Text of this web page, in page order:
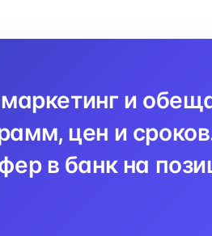
и
цен и
в банк на